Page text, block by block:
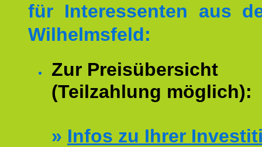
für Interessenten aus
Wilhelmsfeld:
Zur Preisübersicht
(Teilzahlung möglich):
» Infos zu Ihrer